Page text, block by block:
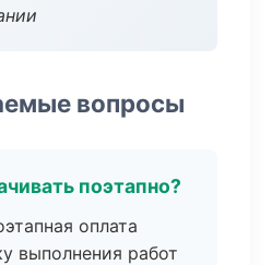
вопросы
поэтапно?
оплата
выполнения работ